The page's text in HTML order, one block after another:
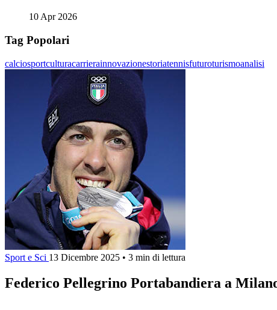
10 Apr 2026
Tag Popolari
calciosportculturacarrierainnovazionestoriatennisfuturoturismoanalisi
Sport e Sci 13 Dicembre 2025 • 3 min di lettura
Federico Pellegrino Portabandiera a